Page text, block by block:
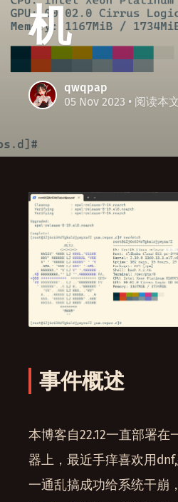
机
qwqpap
05 Nov 2023 • 阅读本
事件概述
本博客自22.12一直部署在
器上，最近手痒喜欢用
一通乱搞成功给系统干崩